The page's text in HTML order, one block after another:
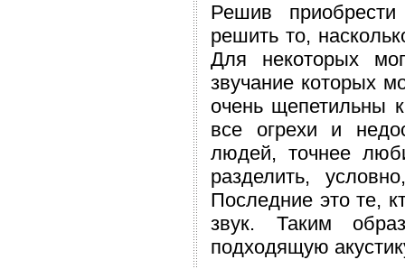
Решив
решить то,
Для некоторых
звучание которых
очень щепетильны
все огрехи и
людей, точнее
разделить,
Последние это те,
звук. Таким
подходящую